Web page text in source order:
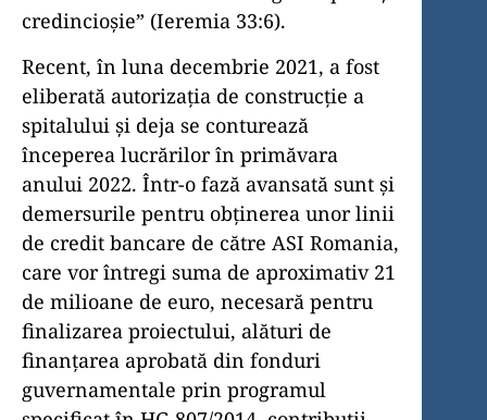
credincioșie” (Ieremia 33:6).
Recent, în luna decembrie 2021, a fost
eliberată autorizația de construcție a
spitalului și deja se conturează
începerea lucrărilor în primăvara
anului 2022. Într-o fază avansată sunt și
demersurile pentru obținerea unor linii
de credit bancare de către ASI Romania,
care vor întregi suma de aproximativ 21
de milioane de euro, necesară pentru
finalizarea proiectului, alături de
finanțarea aprobată din fonduri
guvernamentale prin programul